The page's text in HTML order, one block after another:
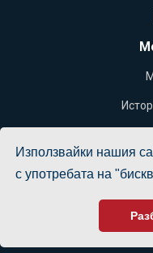
Използвайки нашия
с употребата на